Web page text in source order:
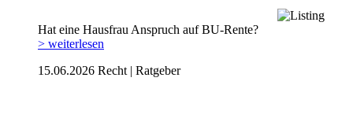
Hat eine Hausfrau Anspruch auf BU-Rente?
> weiterlesen
15.06.2026 Recht | Ratgeber